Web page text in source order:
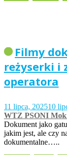
Filmy
reżyserki i
operatora
11 lipca, 202510
WTZ PSONI
Dokument jako
jakim jest, ale czy
dokumentalne…..